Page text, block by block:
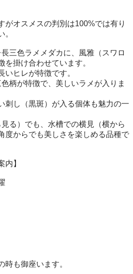
がオスメスの判別は100%では有り
。
三色ラメメダカに、風雅（スワロ
を掛け合わせています。
いヒレが特徴です。
柄が特徴で、美しいラメが入りま
刺し（黒斑）が入る個体も魅力の一
る）でも、水槽での横見（横から
度からでも美しさを楽しめる品種で
内】
も御座います。